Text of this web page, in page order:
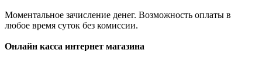
Моментальное зачисление денег. Возможность оплаты в
любое время суток без комиссии.
Онлайн касса интернет магазина